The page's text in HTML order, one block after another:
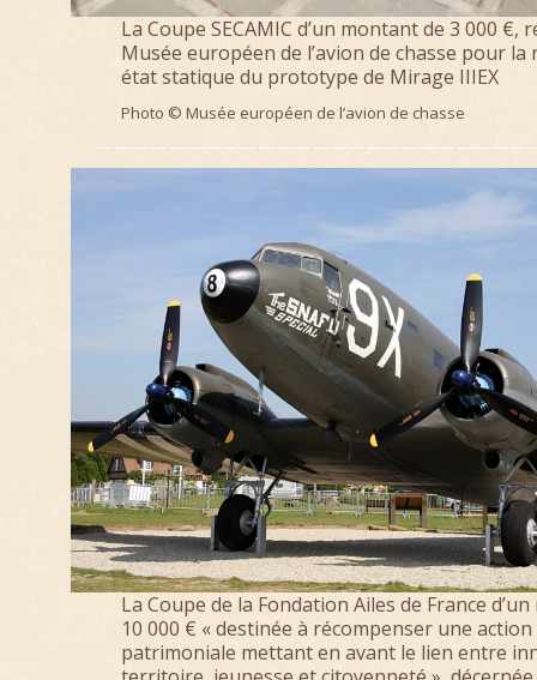
La Coupe SECAMIC d’un montant de 3 000 €,
Musée européen de l’avion de chasse pour la
état statique du prototype de Mirage IIIEX
Photo © Musée européen de l’avion de chasse
La Coupe de la Fondation Ailes de France
10 000 € « destinée à récompenser une action
patrimoniale mettant en avant le lien entre